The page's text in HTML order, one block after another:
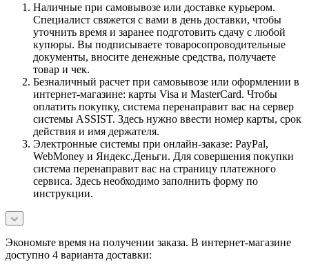
Наличные при самовывозе или доставке курьером.
Специалист свяжется с вами в день доставки, чтобы
уточнить время и заранее подготовить сдачу с любой
купюры. Вы подписываете товаросопроводительные
документы, вносите денежные средства, получаете
товар и чек.
Безналичный расчет при самовывозе или оформлении в
интернет-магазине: карты Visa и MasterCard. Чтобы
оплатить покупку, система перенаправит вас на сервер
системы ASSIST. Здесь нужно ввести номер карты, срок
действия и имя держателя.
Электронные системы при онлайн-заказе: PayPal,
WebMoney и Яндекс.Деньги. Для совершения покупки
система перенаправит вас на страницу платежного
сервиса. Здесь необходимо заполнить форму по
инструкции.
Экономьте время на получении заказа. В интернет-магазине
доступно 4 варианта доставки: